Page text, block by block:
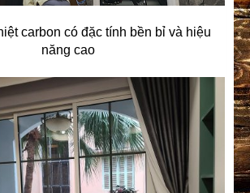
carbon có đặc tính bền bỉ và hiệu
năng cao